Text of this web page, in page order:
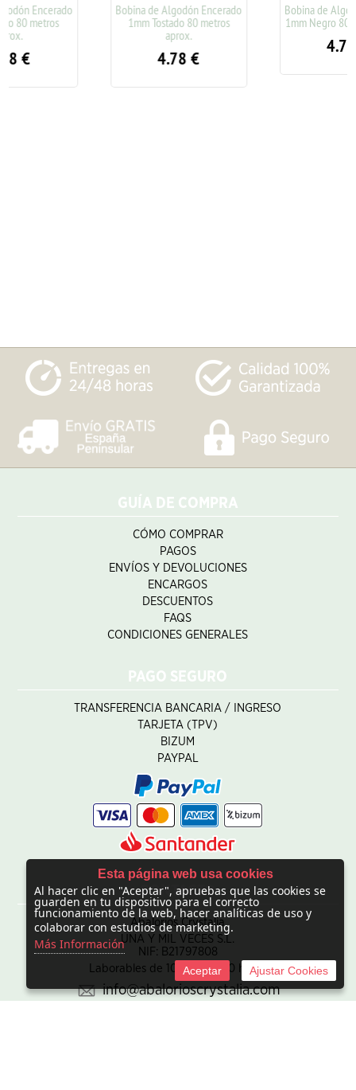
Bobina de Algodón Encerado
1mm Tostado 80 metros
Bobina de Algodón Encerado
1mm Negro 80 metros aprox.
GUÍA DE COMPRA
CÓMO COMPRAR
PAGOS
ENVÍOS Y DEVOLUCIONES
ENCARGOS
DESCUENTOS
FAQS
CONDICIONES GENERALES
PAGO SEGURO
TRANSFERENCIA BANCARIA / INGRESO
TARJETA (TPV)
BIZUM
PAYPAL
CONTACTO
Abalorios Crystalia
UNA Y MIL VECES S.L.
NIF: B21797808
Laborables de 10:00 - 20:00 horas
info@abalorioscrystalia.com
Esta página web usa cookies
Al hacer clic en "Aceptar", apruebas que las cookies se
guarden en tu dispositivo para el correcto
funcionamiento de la web, hacer analíticas de uso y
colaborar con estudios de marketing.
Más Información
Aceptar Ajustar Cookies